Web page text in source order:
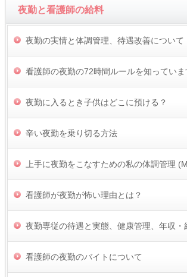
夜勤と看護師の給料
夜勤の実情と体調管理、待遇改善について
看護師の夜勤の72時間ルールを知っていま
夜勤に入るとき子供はどこに預ける？
辛い夜勤を乗り切る方法
上手に夜勤をこなすための私の体調管理
看護師が夜勤が怖い理由とは？
夜勤専従の待遇と実態、健康管理、年収・
看護師の夜勤のバイトについて